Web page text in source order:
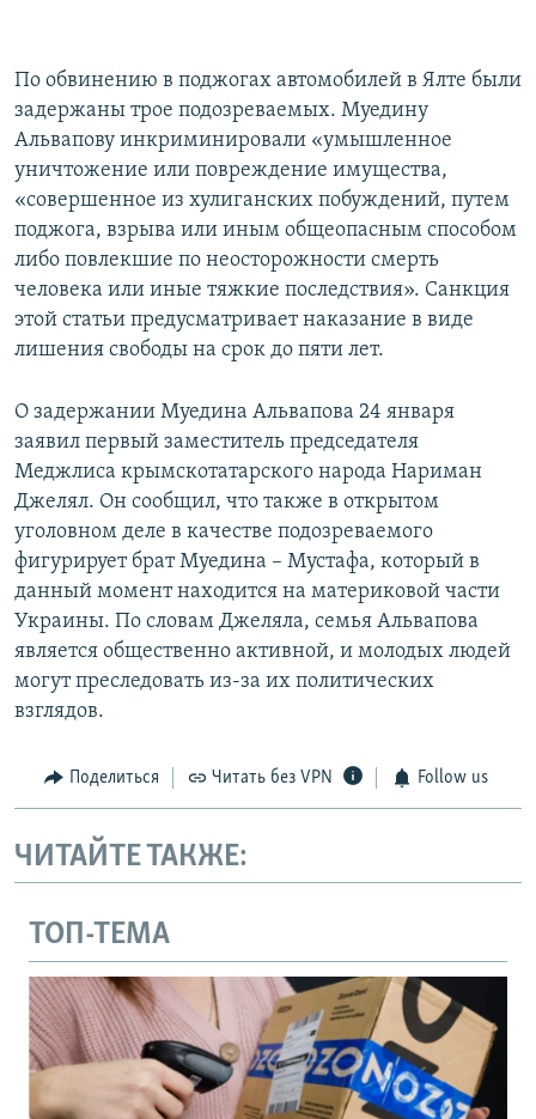
По обвинению в поджогах автомобилей в Ялте были
задержаны трое подозреваемых. Муедину
Альвапову инкриминировали «умышленное
уничтожение или повреждение имущества,
«совершенное из хулиганских побуждений, путем
поджога, взрыва или иным общеопасным способом
либо повлекшие по неосторожности смерть
человека или иные тяжкие последствия». Санкция
этой статьи предусматривает наказание в виде
лишения свободы на срок до пяти лет.
О задержании Муедина Альвапова 24 января
заявил первый заместитель председателя
Меджлиса крымскотатарского народа Нариман
Джелял. Он сообщил, что также в открытом
уголовном деле в качестве подозреваемого
фигурирует брат Муедина – Мустафа, который в
данный момент находится на материковой части
Украины. По словам Джеляла, семья Альвапова
является общественно активной, и молодых людей
могут преследовать из-за их политических
взглядов.
Поделиться Читать без VPN Follow us
ЧИТАЙТЕ ТАКЖЕ:
ТОП-ТЕМА